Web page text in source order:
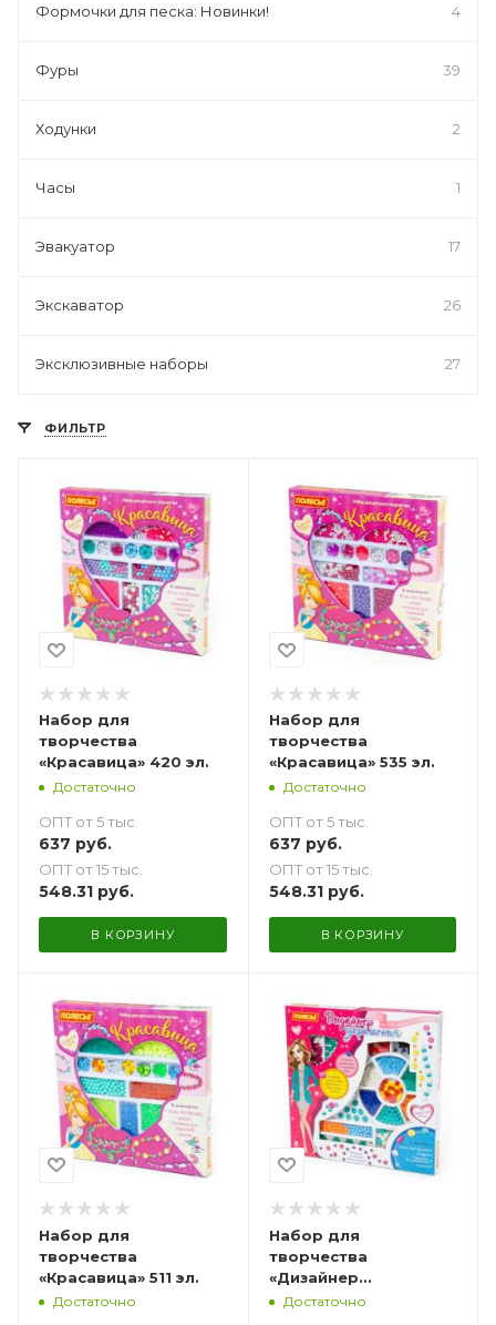
Формочки для песка: Новинки! 4
Фуры 39
Ходунки 2
Часы 1
Эвакуатор 17
Экскаватор 26
Эксклюзивные наборы 27
ФИЛЬТР
Набор для
творчества
«Красавица» 420 эл.
Достаточно
ОПТ от 5 тыс.
637 руб.
ОПТ от 15 тыс.
548.31 руб.
В КОРЗИНУ
Набор для
творчества
«Красавица» 535 эл.
Достаточно
ОПТ от 5 тыс.
637 руб.
ОПТ от 15 тыс.
548.31руб.
В КОРЗИНУ
Набор для
творчества
«Красавица» 511 эл.
Достаточно
Набор для
творчества
«Дизайнер
украшений» 640 эл.
Достаточно